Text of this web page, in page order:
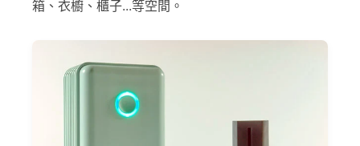
箱、衣櫥、櫃子...等空間。